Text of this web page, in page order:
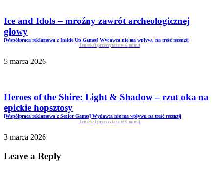
Ice and Idols – mroźny zawrót archeologicznej
głowy
[Współpraca reklamowa z Inside Up Games] Wydawca nie ma wpływu na treść recenzji
Ten tekst przeczytasz w 6 minut
5 marca 2026
Heroes of the Shire: Light & Shadow – rzut oka na
epickie hopsztosy
[Współpraca reklamowa z Senior Games] Wydawca nie ma wpływu na treść recenzji
Ten tekst przeczytasz w 6 minut
3 marca 2026
Leave a Reply